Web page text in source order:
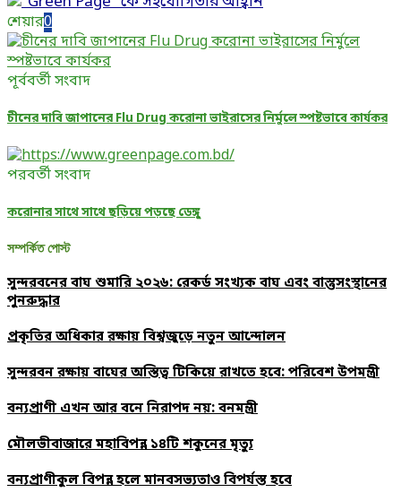
শেয়ার0
পূর্ববর্তী সংবাদ
চীনের দাবি জাপানের Flu Drug করোনা ভাইরাসের নির্মুলে স্পষ্টভাবে কার্যকর
পরবর্তী সংবাদ
করোনার সাথে সাথে ছড়িয়ে পড়ছে ডেঙ্গু
সম্পর্কিত পোস্ট
সুন্দরবনের বাঘ শুমারি ২০২৬: রেকর্ড সংখ্যক বাঘ এবং বাস্তুসংস্থানের
পুনরুদ্ধার
প্রকৃতির অধিকার রক্ষায় বিশ্বজুড়ে নতুন আন্দোলন
সুন্দরবন রক্ষায় বাঘের অস্তিত্ব টিকিয়ে রাখতে হবে: পরিবেশ উপমন্ত্রী
বন্যপ্রাণী এখন আর বনে নিরাপদ নয়: বনমন্ত্রী
মৌলভীবাজারে মহাবিপন্ন ১৪টি শকুনের মৃত্যু
বন্যপ্রাণীকুল বিপন্ন হলে মানবসভ্যতাও বিপর্যস্ত হবে